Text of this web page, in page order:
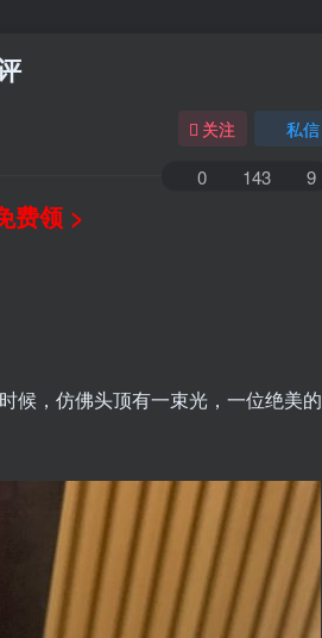
关注 私信
0 143 9
费领 >
候，仿佛头顶有一束光，一位绝美的